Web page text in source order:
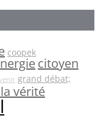
coopek
citoyen
grand débat;
vérité